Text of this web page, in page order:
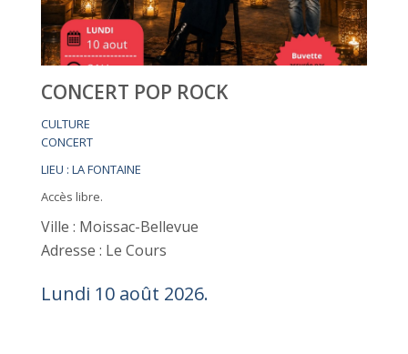
CONCERT POP ROCK
CULTURE
CONCERT
LIEU : LA FONTAINE
Accès libre.
Ville : Moissac-Bellevue
Adresse : Le Cours
Lundi 10 août 2026.